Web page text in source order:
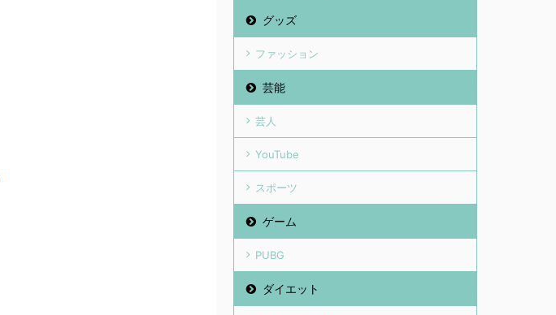
グッズ
ファッション
芸能
芸人
YouTube
スポーツ
ゲーム
PUBG
ダイエット